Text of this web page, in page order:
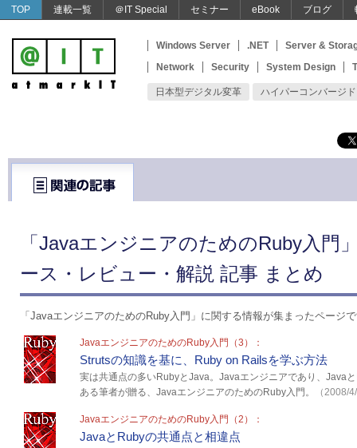
TOP 連載一覧 ＠IT Special セミナー eBook ブログ
Windows Server .NET
Server &
Network
Security System Design
日本型デジタル変革 ハイパーコンバージド
「JavaエンジニアのためのRuby入門
ース・レビュー・解説 記事 まとめ
「JavaエンジニアのためのRuby入門」に関する情報が集まったページ
JavaエンジニアのためのRuby入門（3）：
Strutsの知識を基に、Ruby on Railsを学ぶ方法
実は共通点の多いRubyとJava。Javaエンジニアであり、Java
ある筆者が贈る、JavaエンジニアのためのRuby入門。
（2008/
JavaエンジニアのためのRuby入門（2）：
JavaとRubyの共通点と相違点